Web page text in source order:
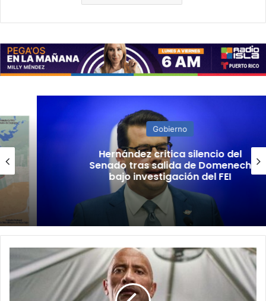
Gobierno
Hernández critica silencio del
Senado tras salida de Domenech
bajo investigación del FEI
Johnson
acusa